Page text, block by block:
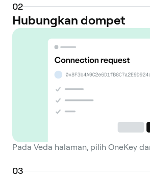
02
Hubungkan dompet
Pada Veda halaman, pilih OneKey
03